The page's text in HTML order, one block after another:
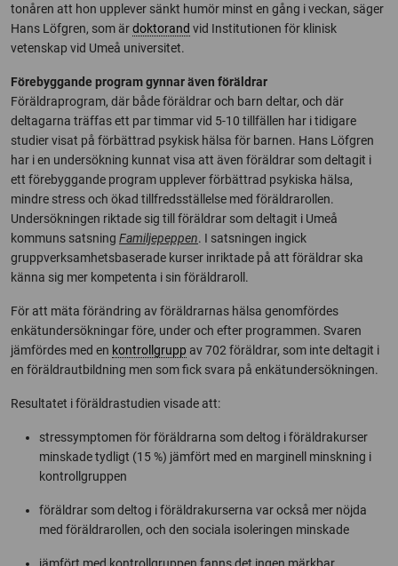
tonåren att hon upplever sänkt humör minst en gång i veckan, säger
Hans Löfgren, som ärdoktorand vid Institutionen för klinisk
vetenskap vid Umeå universitet.
Förebyggande program gynnar även föräldrar
Föräldraprogram, där både föräldrar och barn deltar, och där
deltagarna träffas ett par timmar vid 5-10 tillfällen har i tidigare
studier visat på förbättrad psykisk hälsa för barnen. Hans Löfgren
har i en undersökning kunnat visa att även föräldrar som deltagit i
ett förebyggande program upplever förbättrad psykiska hälsa,
mindre stress och ökad tillfredsställelse med föräldrarollen.
Undersökningen riktade sig till föräldrar som deltagit i Umeå
kommuns satsning Familjepeppen. I satsningen ingick
gruppverksamhetsbaserade kurser inriktade på att föräldrar ska
känna sig mer kompetenta i sin föräldraroll.
För att mäta förändring av föräldrarnas hälsa genomfördes
enkätundersökningar före, under och efter programmen. Svaren
jämfördes med en kontrollgrupp av 702 föräldrar, som inte deltagit i
en föräldrautbildning men som fick svara på enkätundersökningen.
Resultatet i föräldrastudien visade att:
stressymptomen för föräldrarna som deltog i föräldrakurser
minskade tydligt (15 %) jämfört med en marginell minskning i
kontrollgruppen
föräldrar som deltog i föräldrakurserna var också mer nöjda
med föräldrarollen, och den sociala isoleringen minskade
jämfört med kontrollgruppen fanns det ingen märkbar